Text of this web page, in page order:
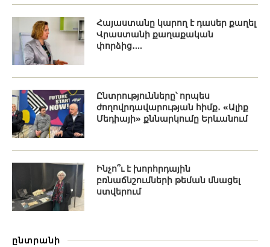
Հայաստանը կարող է դասեր քաղել
Վրաստանի քաղաքական
փորձից․...
Ընտրությունները՝ որպես
ժողովրդավարության հիմք․ «Ալիք
Մեդիայի» քննարկումը Երևանում
Ինչո՞ւ է խորհրդային
բռնաճնշումների թեման մնացել
ստվերում
ընտրանի